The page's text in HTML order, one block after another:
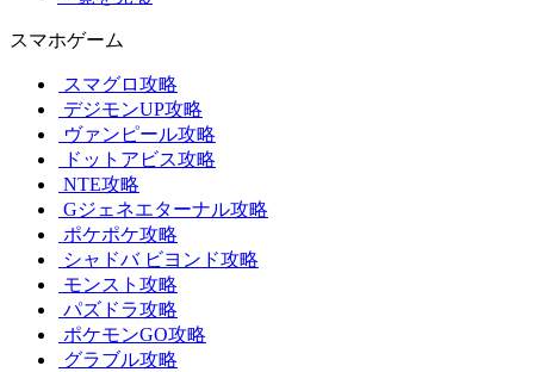
スマホゲーム
スマグロ攻略
デジモンUP攻略
ヴァンピール攻略
ドットアビス攻略
NTE攻略
Gジェネエターナル攻略
ポケポケ攻略
シャドバ ビヨンド攻略
モンスト攻略
パズドラ攻略
ポケモンGO攻略
グラブル攻略